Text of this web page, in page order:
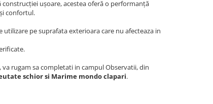
ușoare, acestea oferă o performanță
confortul.
pe suprafata exterioara care nu afecteaza in
rugam sa completati in campul Observatii, din
schior si Marime mondo clapari.